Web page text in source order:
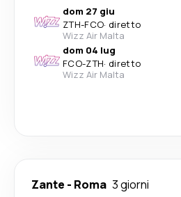
dom 27 giu
ZTH-FCO· diretto
Wizz Air Malta
dom 04 lug
FCO-ZTH· diretto
Wizz Air Malta
Zante - Roma 3 giorni